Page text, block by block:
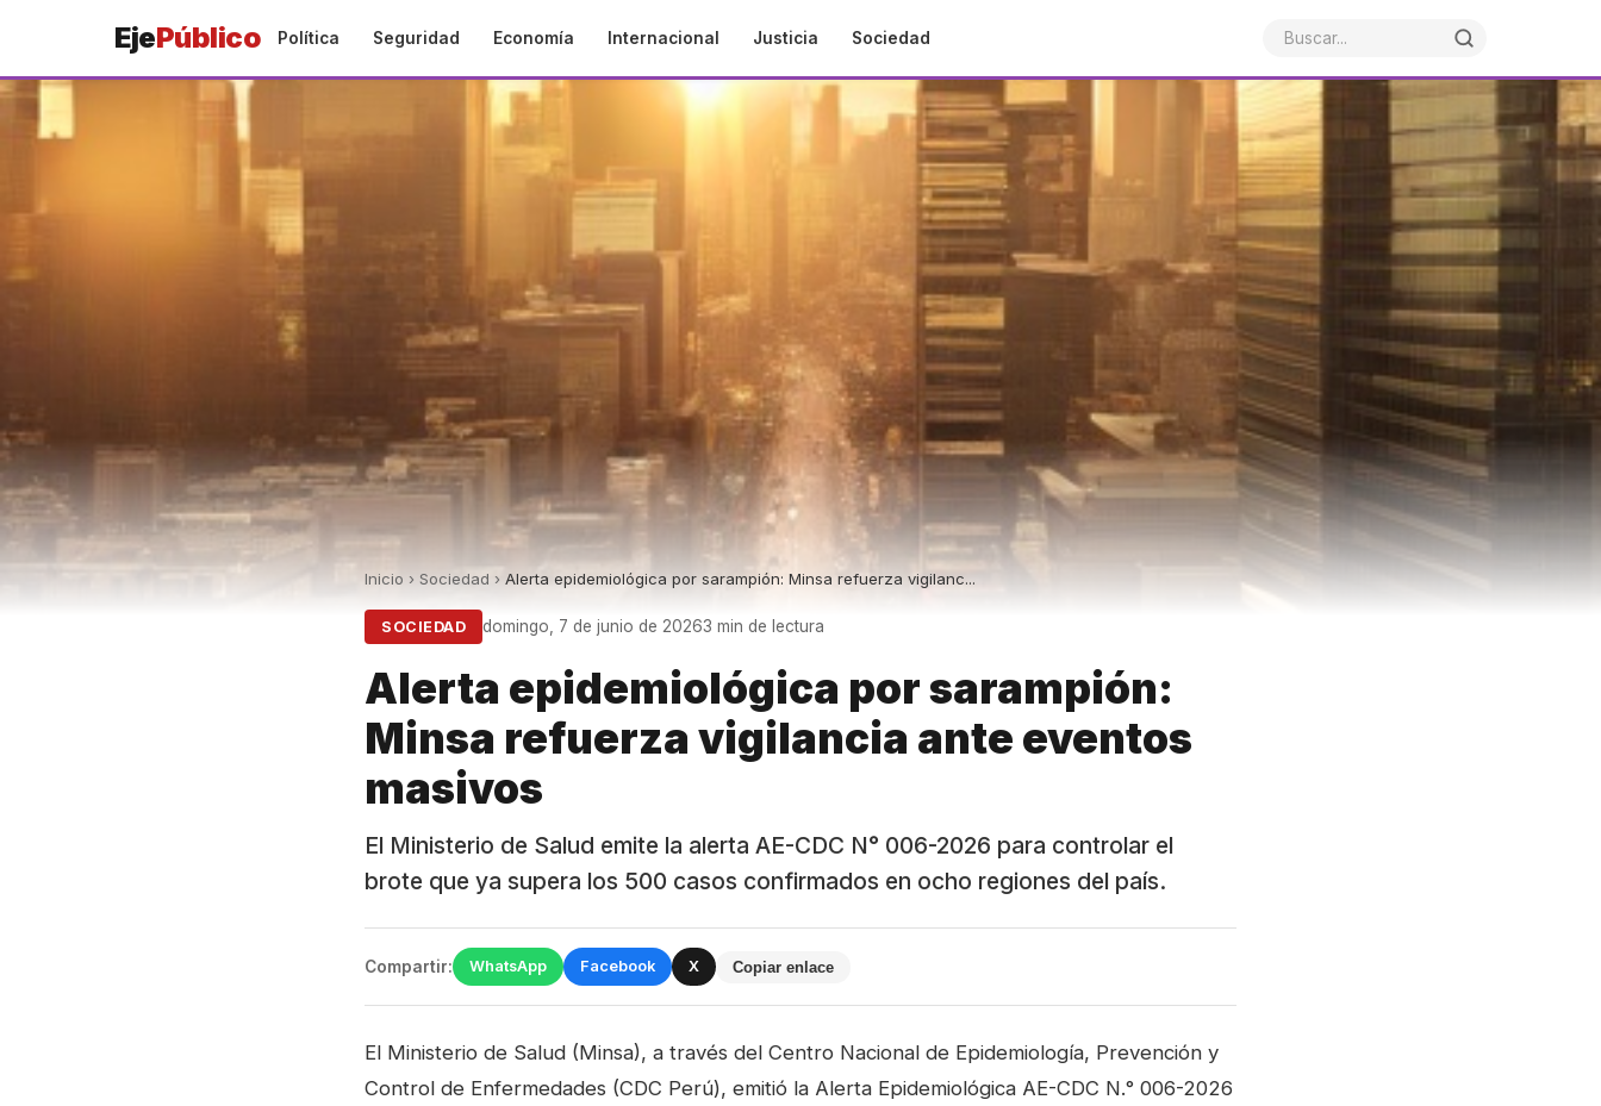
EjePúblico Política Seguridad Economía Internacional Justicia Sociedad
Inicio › Sociedad › Alerta epidemiológica por sarampión: Minsa refuerza vigilanc...
SOCIEDAD domingo, 7 de junio de 20263 min de lectura
Alerta epidemiológica por sarampión:
Minsa refuerza vigilancia ante eventos
masivos
El Ministerio de Salud emite la alerta AE-CDC N° 006-2026 para controlar el
brote que ya supera los 500 casos confirmados en ocho regiones del país.
Compartir: WhatsApp Facebook X Copiar enlace
El Ministerio de Salud (Minsa), a través del Centro Nacional de Epidemiología, Prevención y
Control de Enfermedades (CDC Perú), emitió la Alerta Epidemiológica AE-CDC N.° 006-2026